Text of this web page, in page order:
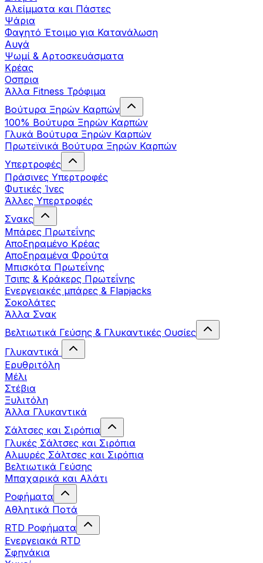
Αλείμματα και Πάστες
Ψάρια
Φαγητό Έτοιμο για Κατανάλωση
Αυγά
Ψωμί & Αρτοσκευάσματα
Κρέας
Οσπρια
Άλλα Fitness Τρόφιμα
Βούτυρα Ξηρών Καρπών
100% Βούτυρα Ξηρών Καρπών
Γλυκά Βούτυρα Ξηρών Καρπών
Πρωτεϊνικά Βούτυρα Ξηρών Καρπών
Υπερτροφές
Πράσινες Υπερτροφές
Φυτικές Ίνες
Άλλες Υπερτροφές
Σνακς
Μπάρες Πρωτεΐνης
Αποξηραμένο Κρέας
Αποξηραμένα Φρούτα
Μπισκότα Πρωτεΐνης
Τσιπς & Kράκερς Πρωτεΐνης
Ενεργειακές μπάρες & Flapjacks
Σοκολάτες
Άλλα Σνακ
Βελτιωτικά Γεύσης & Γλυκαντικές Ουσίες
Γλυκαντικά
Ερυθριτόλη
Μέλι
Στέβια
Ξυλιτόλη
Άλλα Γλυκαντικά
Σάλτσες και Σιρόπια
Γλυκές Σάλτσες και Σιρόπια
Αλμυρές Σάλτσες και Σιρόπια
Bελτιωτικά Γεύσης
Μπαχαρικά και Αλάτι
Ροφήματα
Αθλητικά Ποτά
RTD Ροφήματα
Ενεργειακά RTD
Σφηνάκια